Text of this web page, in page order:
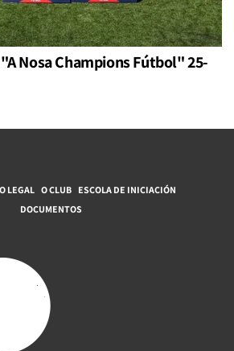
Nosa Champions Fútbol" 25-
LEGAL O CLUB ESCOLA DE INICIACIÓN
DOCUMENTOS